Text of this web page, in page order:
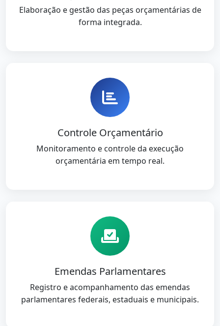
Elaboração e gestão das peças orçamentárias de
forma integrada.
Controle Orçamentário
Monitoramento e controle da execução
orçamentária em tempo real.
Emendas Parlamentares
Registro e acompanhamento das emendas
parlamentares federais, estaduais e municipais.